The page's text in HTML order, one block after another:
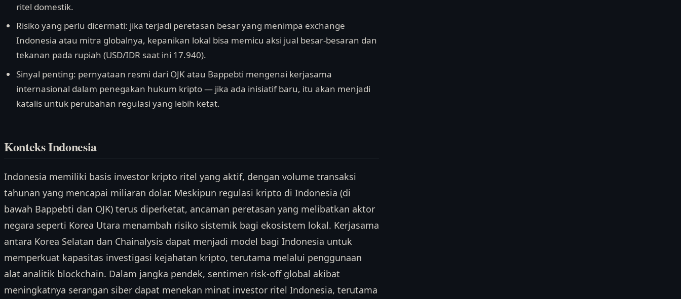
ritel domestik.
Risiko yang perlu dicermati: jika terjadi peretasan besar yang menimpa exchange
Indonesia atau mitra globalnya, kepanikan lokal bisa memicu aksi jual besar-besaran dan
tekanan pada rupiah (USD/IDR saat ini 17.940).
Sinyal penting: pernyataan resmi dari OJK atau Bappebti mengenai kerjasama
internasional dalam penegakan hukum kripto — jika ada inisiatif baru, itu akan menjadi
katalis untuk perubahan regulasi yang lebih ketat.
Konteks Indonesia
Indonesia memiliki basis investor kripto ritel yang aktif, dengan volume transaksi
tahunan yang mencapai miliaran dolar. Meskipun regulasi kripto di Indonesia (di
bawah Bappebti dan OJK) terus diperketat, ancaman peretasan yang melibatkan aktor
negara seperti Korea Utara menambah risiko sistemik bagi ekosistem lokal. Kerjasama
antara Korea Selatan dan Chainalysis dapat menjadi model bagi Indonesia untuk
memperkuat kapasitas investigasi kejahatan kripto, terutama melalui penggunaan
alat analitik blockchain. Dalam jangka pendek, sentimen risk-off global akibat
meningkatnya serangan siber dapat menekan minat investor ritel Indonesia, terutama